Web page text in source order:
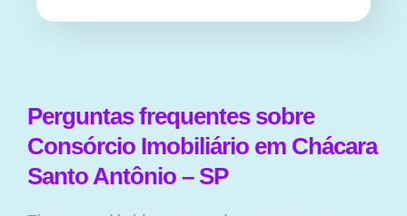
Perguntas frequentes sobre
Consórcio Imobiliário em Chácara
Santo Antônio – SP